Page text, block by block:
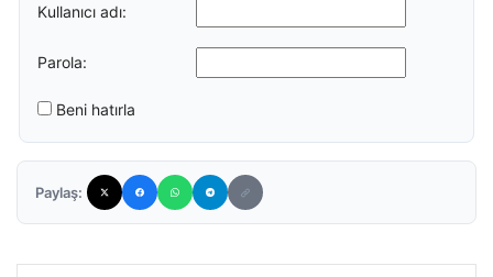
Kullanıcı adı:
Parola:
Beni hatırla
Paylaş: